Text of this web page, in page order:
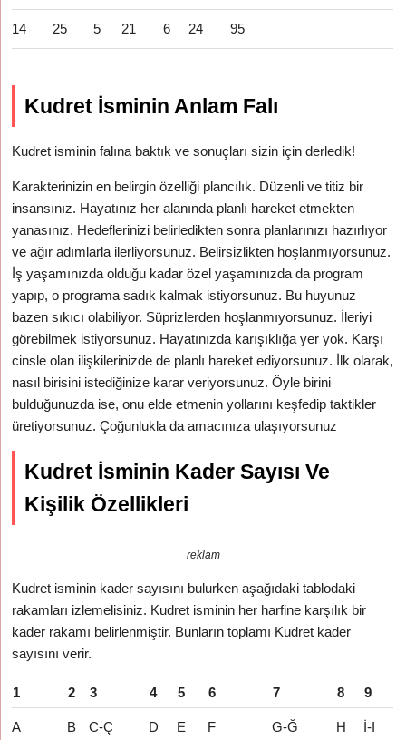
14 25 5 21 6 24 95
Kudret İsminin Anlam Falı
Kudret isminin falına baktık ve sonuçları sizin için derledik!
Karakterinizin en belirgin özelliği plancılık. Düzenli ve titiz bir
insansınız. Hayatınız her alanında planlı hareket etmekten
yanasınız. Hedeflerinizi belirledikten sonra planlarınızı hazırlıyor
ve ağır adımlarla ilerliyorsunuz. Belirsizlikten hoşlanmıyorsunuz.
İş yaşamınızda olduğu kadar özel yaşamınızda da program
yapıp, o programa sadık kalmak istiyorsunuz. Bu huyunuz
bazen sıkıcı olabiliyor. Süprizlerden hoşlanmıyorsunuz. İleriyi
görebilmek istiyorsunuz. Hayatınızda karışıklığa yer yok. Karşı
cinsle olan ilişkilerinizde de planlı hareket ediyorsunuz. İlk olarak,
nasıl birisini istediğinize karar veriyorsunuz. Öyle birini
bulduğunuzda ise, onu elde etmenin yollarını keşfedip taktikler
üretiyorsunuz. Çoğunlukla da amacınıza ulaşıyorsunuz
Kudret İsminin Kader Sayısı Ve
Kişilik Özellikleri
reklam
Kudret isminin kader sayısını bulurken aşağıdaki tablodaki
rakamları izlemelisiniz. Kudret isminin her harfine karşılık bir
kader rakamı belirlenmiştir. Bunların toplamı Kudret kader
sayısını verir.
1 2 3 4 5 6 7 8 9
A B C-Ç D E F G-Ğ H İ-I